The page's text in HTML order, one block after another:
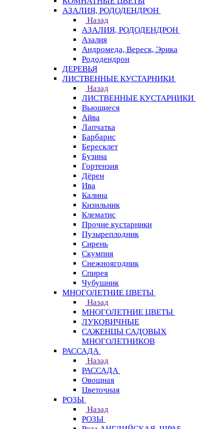
АЗАЛИЯ, РОДОДЕНДРОН
Назад
АЗАЛИЯ, РОДОДЕНДРОН
Азалия
Андромеда, Вереск, Эрика
Рододендрон
ДЕРЕВЬЯ
ЛИСТВЕННЫЕ КУСТАРНИКИ
Назад
ЛИСТВЕННЫЕ КУСТАРНИКИ
Вьющиеся
Айва
Лапчатка
Барбарис
Бересклет
Бузина
Гортензия
Дёрен
Ива
Калина
Кизильник
Клематис
Прочие кустарники
Пузыреплодник
Сирень
Скумпия
Снежноягодник
Спирея
Чубушник
МНОГОЛЕТНИЕ ЦВЕТЫ
Назад
МНОГОЛЕТНИЕ ЦВЕТЫ
ЛУКОВИЧНЫЕ
САЖЕНЦЫ САДОВЫХ
МНОГОЛЕТНИКОВ
РАССАДА
Назад
РАССАДА
Овощная
Цветочная
РОЗЫ
Назад
РОЗЫ